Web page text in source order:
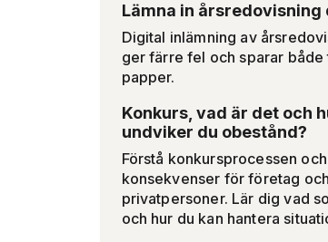
Lämna in
Digital inlämning av
ger färre fel och sparar både
papper.
Konkurs, vad är det och
undviker du obestånd?
Förstå konkursprocessen
konsekvenser för företag och
privatpersoner. Lär dig vad
och hur du kan hantera